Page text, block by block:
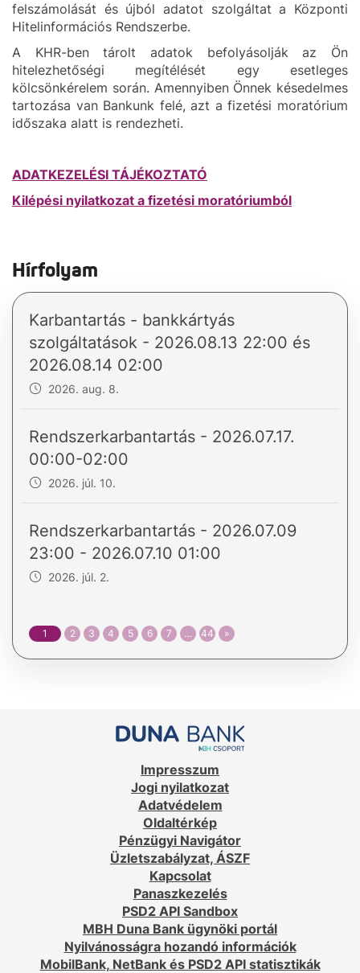
felszámolását és újból adatot szolgáltat a Központi
Hitelinformációs Rendszerbe.
A KHR-ben tárolt adatok befolyásolják az Ön
hitelezhetőségi megítélését egy esetleges
kölcsönkérelem során. Amennyiben Önnek késedelmes
tartozása van Bankunk felé, azt a fizetési moratórium
időszaka alatt is rendezheti.
ADATKEZELÉSI TÁJÉKOZTATÓ
Kilépési nyilatkozat a fizetési moratóriumból
Hírfolyam
Karbantartás - bankkártyás
szolgáltatások - 2026.08.13 22:00 és
2026.08.14 02:00
2026. aug. 8.
Rendszerkarbantartás - 2026.07.17.
00:00-02:00
2026. júl. 10.
Rendszerkarbantartás - 2026.07.09
23:00 - 2026.07.10 01:00
2026. júl. 2.
1 2 3 4 5 6 7 … 44 »
Impresszum
Jogi nyilatkozat
Adatvédelem
Oldaltérkép
Pénzügyi Navigátor
Üzletszabályzat, ÁSZF
Kapcsolat
Panaszkezelés
PSD2 API Sandbox
MBH Duna Bank ügynöki portál
Nyilvánosságra hozandó információk
MobilBank, NetBank és PSD2 API statisztikák